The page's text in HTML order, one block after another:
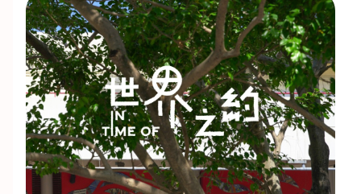
热门
NF 种籽 NF Points AIRSIDE 奖赏
最近搜寻纪录